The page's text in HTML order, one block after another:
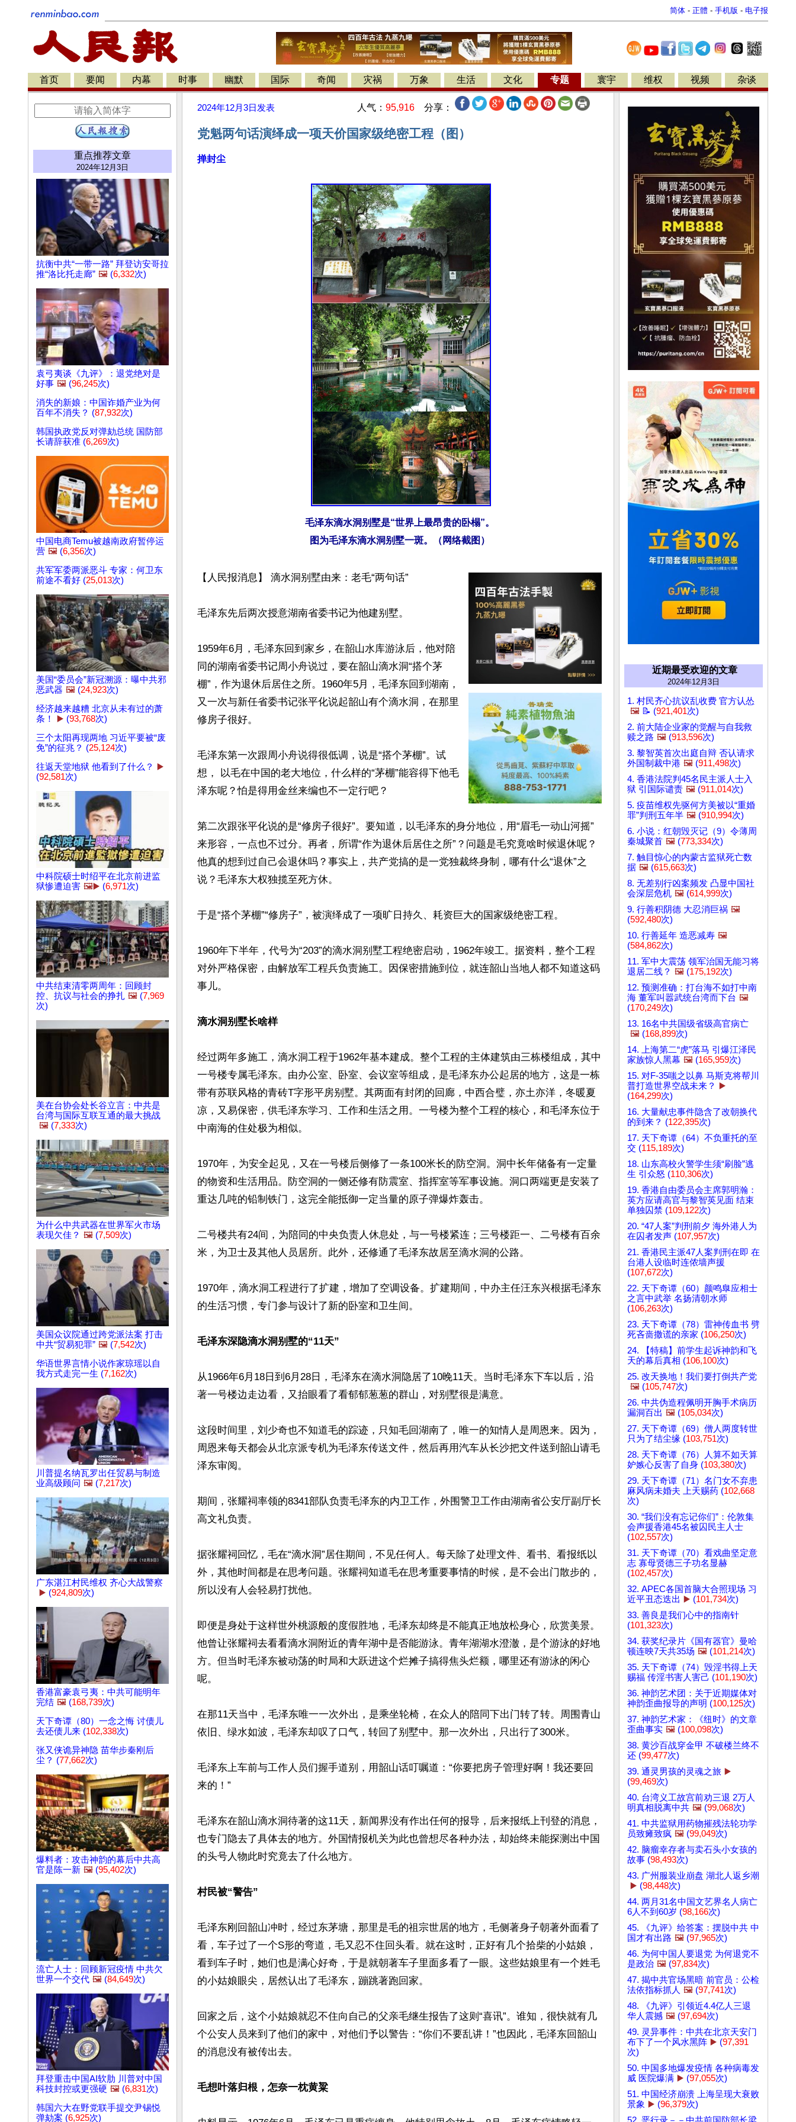
简体 - 正體 - 手机版 - 电子报
首页 要闻 内幕 时事 幽默 国际 奇闻 灾祸 万象 生活 文化 专题 寰宇 维权 视频 杂谈
重点推荐文章
2024年12月3日
抗衡中共“一带一路” 拜登访安哥拉
推“洛比托走廊” 🖼️ (6,332次)
袁弓夷谈《九评》：退党绝对是
好事 🖼️ (96,245次)
消失的新娘：中国诈婚产业为何
百年不消失？ (87,932次)
韩国执政党反对弹劾总统 国防部
长请辞获准 (6,269次)
中国电商Temu被越南政府暂停运
营 🖼️ (6,356次)
共军军委两派恶斗 专家：何卫东
前途不看好 (25,013次)
美国“委员会”新冠溯源：曝中共邪
恶武器 🖼️ (24,923次)
经济越来越糟 北京从未有过的萧
条！
▶️ (93,768次)
三个太阳再现两地 习近平要被“废
免”的征兆？ (25,124次)
往返天堂地狱 他看到了什么？
▶️
(92,581次)
中科院硕士时绍平在北京前进监
狱惨遭迫害 🖼️▶️ (6,971次)
中共结束清零两周年：回顾封
控、抗议与社会的挣扎 🖼️ (7,969
次)
美在台协会处长谷立言：中共是
台湾与国际互联互通的最大挑战
🖼️ (7,333次)
为什么中共武器在世界军火市场
表现欠佳？ 🖼️ (7,509次)
美国众议院通过跨党派法案 打击
中共“贸易犯罪” 🖼️ (7,542次)
华语世界言情小说作家琼瑶以自
我方式走完一生 (7,162次)
川普提名纳瓦罗出任贸易与制造
业高级顾问 🖼️ (7,217次)
广东湛江村民维权 齐心大战警察
▶️ (924,809次)
香港富豪袁弓夷：中共可能明年
完结 🖼️ (168,739次)
天下奇谭（80）一念之悔 讨债儿
去还债儿来 (102,338次)
张又侠诡异神隐 苗华步秦刚后
尘？ (77,662次)
爆料者：攻击神韵的幕后中共高
官是陈一新 🖼️ (95,402次)
流亡人士：回顾新冠疫情 中共欠
世界一个交代 🖼️ (84,649次)
拜登重击中国AI软肋 川普对中国
科技封控或更强硬 🖼️ (6,831次)
韩国六大在野党联手提交尹锡悦
弹劾案 (6,925次)
2024年12月3日 发表 人气： 95,916 分享：
党魁两句话演绎成一项天价国家级绝密工程（图）
掸封尘
毛泽东滴水洞别墅是“世界上最昂贵的卧榻”。
图为毛泽东滴水洞别墅一斑。（网络截图）
【人民报消息】 滴水洞别墅由来：老毛“两句话”
毛泽东先后两次授意湖南省委书记为他建别墅。
1959年6月，毛泽东回到家乡，在韶山水库游泳后，他对陪
同的湖南省委书记周小舟说过，要在韶山滴水洞“搭个茅
棚”，作为退休后居住之所。1960年5月，毛泽东回到湖南，
又一次与新任省委书记张平化说起韶山有个滴水洞，在那里
修房子很好。
毛泽东第一次跟周小舟说得很低调，说是“搭个茅棚”。试
想， 以毛在中国的老大地位，什么样的“茅棚”能容得下他毛
泽东呢？怕是得用金丝来编也不一定行吧？
第二次跟张平化说的是“修房子很好”。要知道，以毛泽东的身分地位，用“眉毛一动山河摇”
来形容，一点也不过分。再者，所谓“作为退休后居住之所”？问题是毛究竟啥时候退休呢？
他真的想到过自己会退休吗？事实上，共产党搞的是一党独裁终身制，哪有什么“退休”之
说？毛泽东大权独揽至死方休。
于是“搭个茅棚”“修房子”，被演绎成了一项旷日持久、耗资巨大的国家级绝密工程。
1960年下半年，代号为“203”的滴水洞别墅工程绝密启动，1962年竣工。据资料，整个工程
对外严格保密，由解放军工程兵负责施工。因保密措施到位，就连韶山当地人都不知道这码
事儿。
滴水洞别墅长啥样
经过两年多施工，滴水洞工程于1962年基本建成。整个工程的主体建筑由三栋楼组成，其中
一号楼专属毛泽东。由办公室、卧室、会议室等组成，是毛泽东办公起居的地方，这是一栋
带有苏联风格的青砖T字形平房别墅。其两面有封闭的回廊，中西合璧，亦土亦洋，冬暖夏
凉，又易保密，供毛泽东学习、工作和生活之用。一号楼为整个工程的核心，和毛泽东位于
中南海的住处极为相似。
1970年，为安全起见，又在一号楼后侧修了一条100米长的防空洞。洞中长年储备有一定量
的物资和生活用品。防空洞的一侧还修有防震室、指挥室等军事设施。洞口两端更是安装了
重达几吨的铅制铁门，这完全能抵御一定当量的原子弹爆炸轰击。
二号楼共有24间，为陪同的中央负责人休息处，与一号楼紧连；三号楼距一、二号楼有百余
米，为卫士及其他人员居所。此外，还修通了毛泽东故居至滴水洞的公路。
1970年，滴水洞工程进行了扩建，增加了空调设备。扩建期间，中办主任汪东兴根据毛泽东
的生活习惯，专门参与设计了新的卧室和卫生间。
毛泽东深隐滴水洞别墅的“11天”
从1966年6月18日到6月28日，毛泽东在滴水洞隐居了10晚11天。当时毛泽东下车以后，沿
著一号楼边走边看，又抬眼看了看郁郁葱葱的群山，对别墅很是满意。
这段时间里，刘少奇也不知道毛的踪迹，只知毛回湖南了，唯一的知情人是周恩来。因为，
周恩来每天都会从北京派专机为毛泽东传送文件，然后再用汽车从长沙把文件送到韶山请毛
泽东审阅。
期间，张耀祠率领的8341部队负责毛泽东的内卫工作，外围警卫工作由湖南省公安厅副厅长
高文礼负责。
据张耀祠回忆，毛在“滴水洞”居住期间，不见任何人。每天除了处理文件、看书、看报纸以
外，其他时间都是在思考问题。张耀祠知道毛在思考重要事情的时候，是不会出门散步的，
所以没有人会轻易打扰他。
即便是身处于这样世外桃源般的度假胜地，毛泽东却终是不能真正地放松身心，欣赏美景。
他曾让张耀祠去看看滴水洞附近的青年湖中是否能游泳。青年湖湖水澄澈，是个游泳的好地
方。但当时毛泽东被动荡的时局和大跃进这个烂摊子搞得焦头烂额，哪里还有游泳的闲心
呢。
在那11天当中，毛泽东唯一一次外出，是乘坐轮椅，在众人的陪同下出门转了转。周围青山
依旧、绿水如波，毛泽东却叹了口气，转回了别墅中。那一次外出，只出行了300米。
毛泽东上车前与工作人员们握手道别，用韶山话叮嘱道：“你要把房子管理好啊！我还要回
来的！”
毛泽东在韶山滴水洞待著的这11天，新闻界没有作出任何的报导，后来报纸上刊登的消息，
也专门隐去了具体去的地方。外国情报机关为此也曾想尽各种办法，却始终未能探测出中国
的头号人物此时究竟去了什么地方。
村民被“警告”
毛泽东刚回韶山冲时，经过东茅塘，那里是毛的祖宗世居的地方，毛侧著身子朝著外面看了
看，车子过了一个S形的弯道，毛又忍不住回头看。就在这时，正好有几个拾柴的小姑娘，
看到车子时，她们也是满心好奇，于是就朝著车子里面多看了一眼。这些姑娘里有一个姓毛
的小姑娘眼尖，居然认出了毛泽东，蹦跳著跑回家。
回家之后，这个小姑娘就忍不住向自己的父亲毛继生报告了这则“喜讯”。谁知，很快就有几
个公安人员来到了他们的家中，对他们予以警告：“你们不要乱讲！”也因此，毛泽东回韶山
的消息没有被传出去。
毛想叶落归根，怎奈一枕黄粱
近期最受欢迎的文章
2024年12月3日
1. 村民齐心抗议乱收费 官方认怂
🖼️ 📝 (921,401次)
2. 前大陆企业家的觉醒与自我救
赎之路 🖼️ (913,596次)
3. 黎智英首次出庭自辩 否认请求
外国制裁中港 🖼️ (911,498次)
4. 香港法院判45名民主派人士入
狱 引国际谴责 🖼️ (911,014次)
5. 疫苗维权先驱何方美被以“重婚
罪”判刑五年半 🖼️ (910,994次)
6. 小说：红朝毁灭记（9）令薄周
秦城聚首 🖼️ (773,334次)
7. 触目惊心的内蒙古监狱死亡数
据 🖼️ (615,663次)
8. 无差别行凶案频发 凸显中国社
会深层危机 🖼️ (614,999次)
9. 行善积阴德 大忍消巨祸 🖼️
(592,480次)
10. 行善延年 造恶减寿 🖼️
(584,862次)
11. 军中大震荡 领军治国无能习将
退居二线？ 🖼️ (175,192次)
12. 预测准确：打台海不如打中南
海 董军叫嚣武统台湾而下台 🖼️
(170,249次)
13. 16名中共国级省级高官病亡
🖼️ (168,899次)
14. 上海第二“虎”落马 引爆江泽民
家族惊人黑幕 🖼️ (165,959次)
15. 对F-35嗤之以鼻 马斯克将帮川
普打造世界空战未来？
▶️
(164,299次)
16. 大量献忠事件隐含了改朝换代
的到来？ (122,395次)
17. 天下奇谭（64）不负重托的至
交 (115,189次)
18. 山东高校火警学生须“刷脸”逃
生 引众怒 (110,306次)
19. 香港自由委员会主席郭明瀚：
英方应请高官与黎智英见面 结束
单独囚禁 (109,122次)
20. “47人案”判刑前夕 海外港人为
在囚者发声 (107,957次)
21. 香港民主派47人案判刑在即 在
台港人设临时连侬墙声援
(107,672次)
22. 天下奇谭（60）颜鸣臯应相士
之言中武举 名扬清朝水师
(106,263次)
23. 天下奇谭（78）雷神传血书 劈
死吝啬撒谎的亲家 (106,250次)
24. 【特稿】前学生起诉神韵和飞
天的幕后真相 (106,100次)
25. 改天换地！我们要打倒共产党
🖼️ (105,747次)
26. 中共伪造程佩明开胸手术病历
漏洞百出 🖼️ (105,034次)
27. 天下奇谭（69）僧人两度转世
只为了结尘缘 (103,751次)
28. 天下奇谭（76）人算不如天算
妒嫉心反害了自身 (103,380次)
29. 天下奇谭（71）名门女不弃患
麻风病未婚夫 上天赐药 (102,668
次)
30. “我们没有忘记你们”：伦敦集
会声援香港45名被囚民主人士
(102,557次)
31. 天下奇谭（70）看戏曲坚定意
志 寡母贤德三子功名显赫
(102,457次)
32. APEC各国首脑大合照现场 习
近平丑态迭出 ▶️ (101,734次)
33. 善良是我们心中的指南针
(101,323次)
34. 获奖纪录片《国有器官》曼哈
顿连映7天共35场 🖼️ (101,214次)
35. 天下奇谭（74）毁淫书得上天
赐福 传淫书害人害己 (101,190次)
36. 神韵艺术团：关于近期媒体对
神韵歪曲报导的声明 (100,125次)
37. 神韵艺术家：《纽时》的文章
歪曲事实 🖼️ (100,098次)
38. 黄沙百战穿金甲 不破楼兰终不
还 (99,477次)
39. 通灵男孩的灵魂之旅 ▶️
(99,469次)
40. 台湾义工故宫前劝三退 2万人
明真相脱离中共 🖼️ (99,068次)
41. 中共监狱用药物摧残法轮功学
员致瘫致疯 🖼️ (99,049次)
42. 脑瘤幸存者与卖石头小女孩的
故事 (98,493次)
43. 广州服装业崩盘 湖北人返乡潮
▶️ (98,448次)
44. 两月31名中国文艺界名人病亡
6人不到60岁 (98,166次)
45. 《九评》给答案：摆脱中共 中
国才有出路 🖼️ (97,965次)
46. 为何中国人要退党 为何退党不
是政治 🖼️ (97,834次)
47. 揭中共官场黑暗 前官员：公检
法依指标抓人 🖼️ (97,741次)
48. 《九评》引领近4.4亿人三退
华人震撼 🖼️ (97,694次)
49. 灵异事件：中共在北京天安门
布下了一个风水黑阵 ▶️ (97,391
次)
50. 中国多地爆发疫情 各种病毒发
威 医院爆满 ▶️ (97,055次)
51. 中国经济崩溃 上海呈现大衰败
景象 ▶️ (96,379次)